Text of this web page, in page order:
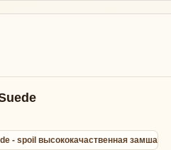
- spoil высококачаственная замша